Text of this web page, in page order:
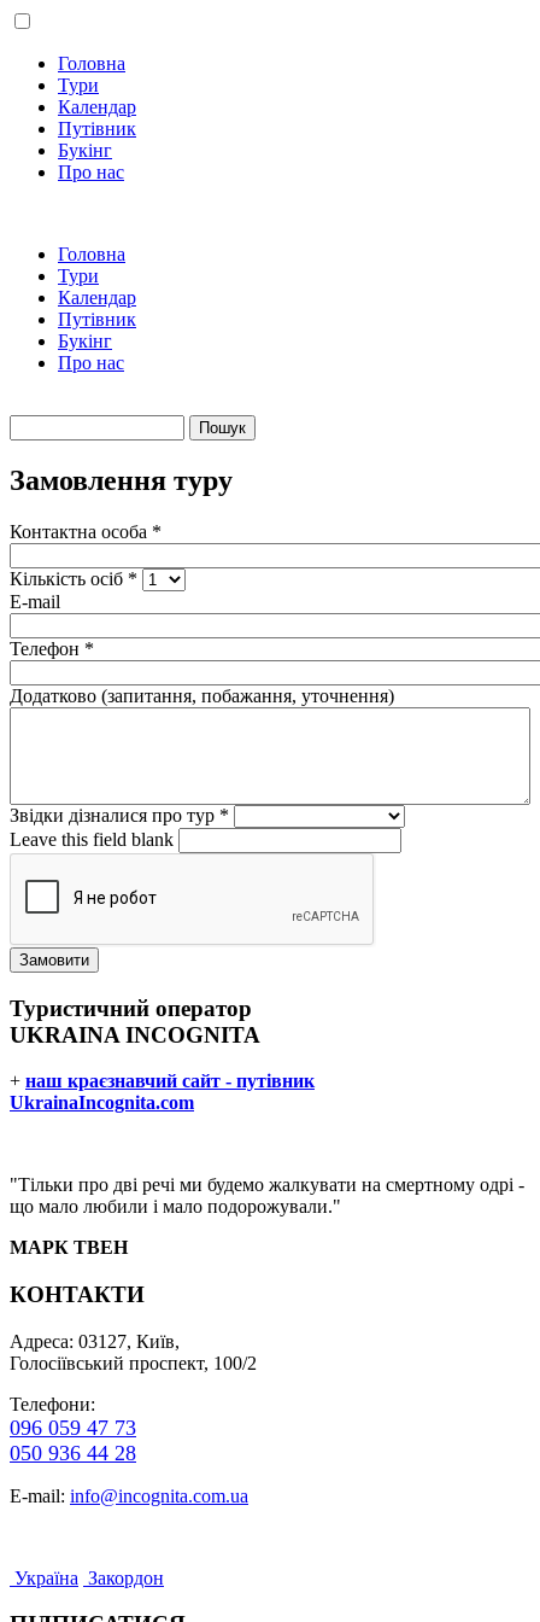
Головна
Тури
Календар
Путівник
Букінг
Про нас
Головна
Тури
Календар
Путівник
Букінг
Про нас
Замовлення туру
Контактна особа *
Кількість осіб *
E-mail
Телефон *
Додатково (запитання, побажання, уточнення)
Звідки дізналися про тур *
Leave this field blank
Туристичний оператор
UKRAINA INCOGNITA
+ наш краєзнавчий сайт - путівник
UkrainaIncognita.com
"Тільки про дві речі ми будемо жалкувати на смертному одрі -
що мало любили і мало подорожували."
МАРК ТВЕН
КОНТАКТИ
Адреса: 03127, Київ,
Голосіївський проспект, 100/2
Телефони:
096 059 47 73
050 936 44 28
E-mail: info@incognita.com.ua
Україна Закордон